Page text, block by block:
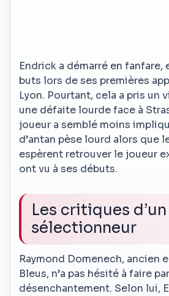
Endrick a démarré en fanfare,
buts lors de ses premières
Lyon. Pourtant, cela a pris un
une défaite lourde face à
joueur a semblé moins
d’antan pèse lourd alors que
espèrent retrouver le joueur
ont vu à ses débuts.
Les critiques
sélectionneur
Raymond Domenech, ancien
Bleus, n’a pas hésité à faire
désenchantement. Selon lui,